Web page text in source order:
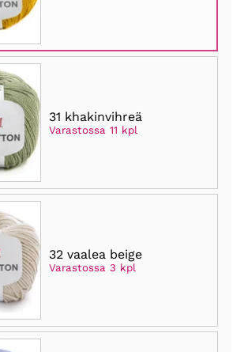
31 khakinvihreä
Varastossa 11 kpl
32 vaalea beige
Varastossa 3 kpl